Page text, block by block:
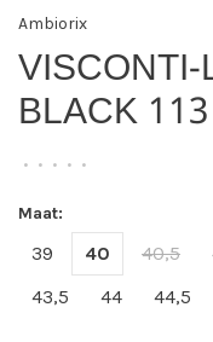
Ambiorix
BLACK
• • • • •
Maat:
39 40 40,5
43,5
44 44,5